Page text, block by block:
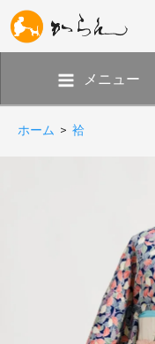
メニュー
ホーム > 袷